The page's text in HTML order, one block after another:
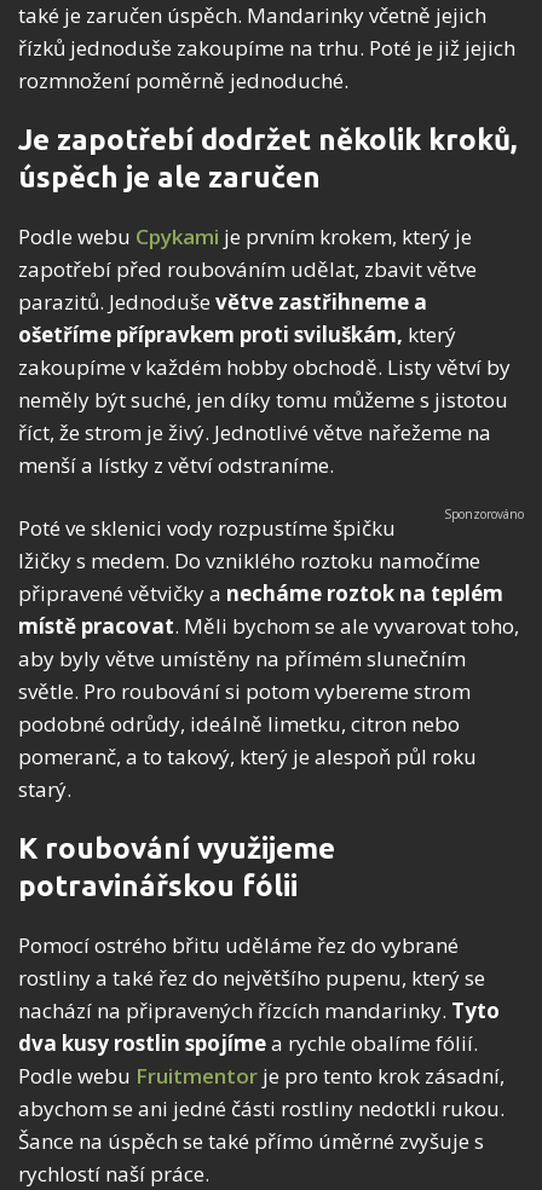
také je zaručen úspěch. Mandarinky včetně jejich
řízků jednoduše zakoupíme na trhu. Poté je již jejich
rozmnožení poměrně jednoduché.
Je zapotřebí dodržet několik kroků,
úspěch je ale zaručen
Podle webu Cpykami je prvním krokem, který je
zapotřebí před roubováním udělat, zbavit větve
parazitů. Jednoduše větve zastřihneme a
ošetříme přípravkem proti sviluškám, který
zakoupíme v každém hobby obchodě. Listy větví by
neměly být suché, jen díky tomu můžeme s jistotou
říct, že strom je živý. Jednotlivé větve nařežeme na
menší a lístky z větví odstraníme.
Poté ve sklenici vody rozpustíme špičku
lžičky s medem. Do vzniklého roztoku namočíme
připravené větvičky a necháme roztok na teplém
místě pracovat. Měli bychom se ale vyvarovat toho,
aby byly větve umístěny na přímém slunečním
světle. Pro roubování si potom vybereme strom
podobné odrůdy, ideálně limetku, citron nebo
pomeranč, a to takový, který je alespoň půl roku
starý.
K roubování využijeme
potravinářskou fólii
Pomocí ostrého břitu uděláme řez do vybrané
rostliny a také řez do největšího pupenu, který se
nachází na připravených řízcích mandarinky. Tyto
dva kusy rostlin spojímea rychle obalíme fólií.
Podle webu Fruitmentor je pro tento krok zásadní,
abychom se ani jedné části rostliny nedotkli rukou.
Šance na úspěch se také přímo úměrné zvyšuje s
rychlostí naší práce.